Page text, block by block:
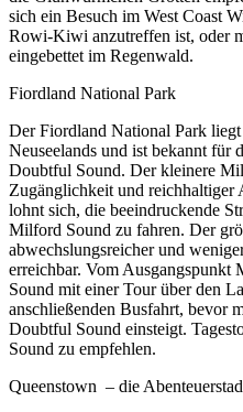
sich ein Besuch im West Coast
Rowi-Kiwi anzutreffen ist, oder
eingebettet im Regenwald.
Fiordland National Park
Der Fiordland National Park liegt
Neuseelands und ist bekannt für
Doubtful Sound. Der kleinere
Zugänglichkeit und reichhaltiger
lohnt sich, die beeindruckende
Milford Sound zu fahren. Der
abwechslungsreicher und
erreichbar. Vom Ausgangspunkt
Sound mit einer Tour über den
anschließenden Busfahrt, bevor
Doubtful Sound einsteigt.
Sound zu empfehlen.
Queenstown – die